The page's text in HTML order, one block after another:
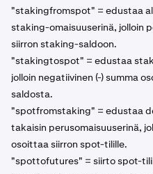
"stakingfromspot" = edustaa
staking-omaisuuserinä, jolloin
siirron staking-saldoon.
"stakingtospot" = edustaa
jolloin negatiivinen (-) summa
saldosta.
"spotfromstaking" = edustaa
takaisin perusomaisuuserinä,
osoittaa siirron spot-tilille.
"spottofutures" = siirto spot-